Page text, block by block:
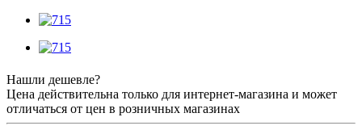
Нашли дешевле?
Цена действительна только для интернет-магазина и может
отличаться от цен в розничных магазинах